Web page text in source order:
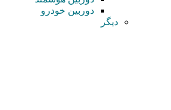
دوربین خودرو
دیگر